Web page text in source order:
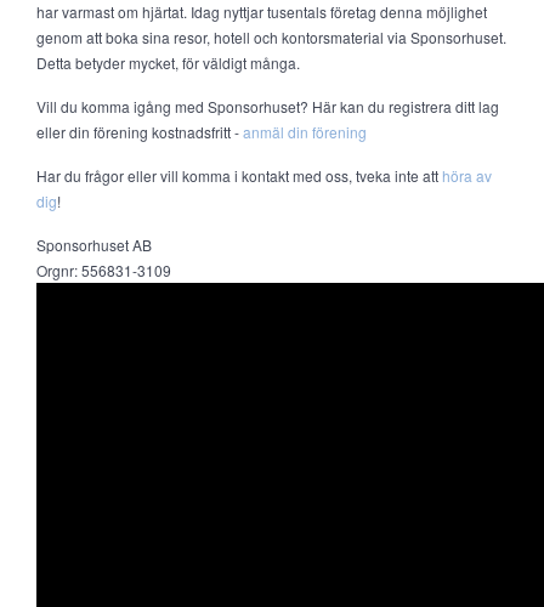
har varmast om hjärtat. Idag nyttjar tusentals företag denna möjlighet
genom att boka sina resor, hotell och kontorsmaterial via Sponsorhuset.
Detta betyder mycket, för väldigt många.
Vill du komma igång med Sponsorhuset? Här kan du registrera ditt lag
eller din förening kostnadsfritt -anmäl din förening
Har du frågor eller vill komma i kontakt med oss, tveka inte att höra av
dig!
Sponsorhuset AB
Orgnr: 556831-3109